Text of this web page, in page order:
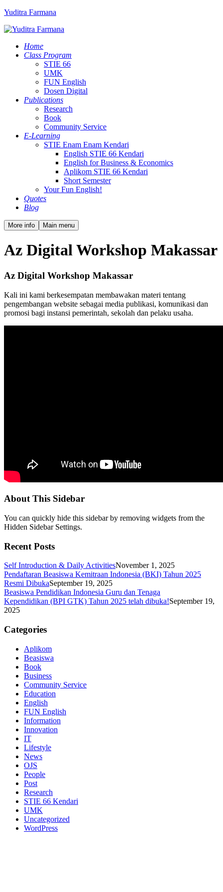
Yuditra Farmana
Home
Class Program
STIE 66
UMK
FUN English
Dosen Digital
Publications
Research
Book
Community Service
E-Learning
STIE Enam Enam Kendari
English STIE 66 Kendari
English for Business & Economics
Aplikom STIE 66 Kendari
Short Semester
Your Fun English!
Quotes
Blog
More info Main menu
Az Digital Workshop Makassar
Az Digital Workshop Makassar
Kali ini kami berkesempatan membawakan materi tentang
pengembangan website sebagai media publikasi, komunikasi dan
promosi bagi instansi pemerintah, sekolah dan pelaku usaha.
About This Sidebar
You can quickly hide this sidebar by removing widgets from the
Hidden Sidebar Settings.
Recent Posts
Self Introduction & Daily ActivitiesNovember 1, 2025
Pendaftaran Beasiswa Kemitraan Indonesia (BKI) Tahun 2025
Resmi DibukaSeptember 19, 2025
Beasiswa Pendidikan Indonesia Guru dan Tenaga
Kependidikan (BPI GTK) Tahun 2025 telah dibuka!September 19,
2025
Categories
Aplikom
Beasiswa
Book
Business
Community Service
Education
English
FUN English
Information
Innovation
IT
Lifestyle
News
OJS
People
Post
Research
STIE 66 Kendari
UMK
Uncategorized
WordPress